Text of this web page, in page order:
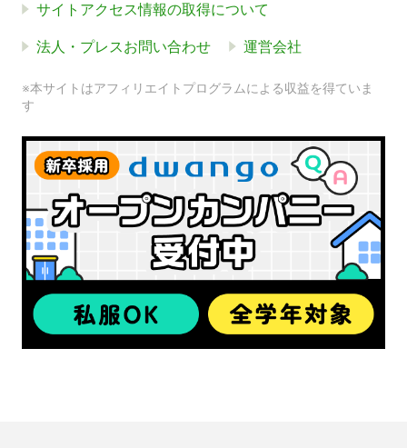
サイトアクセス情報の取得について
法人・プレスお問い合わせ 運営会社
※本サイトはアフィリエイトプログラムによる収益を得ていま
す